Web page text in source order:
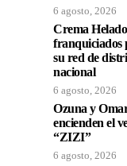
6 agosto, 2026
Crema
franquiciados
su red de
nacional
6 agosto, 2026
Ozuna y
encienden el
“ZIZI”
6 agosto, 2026